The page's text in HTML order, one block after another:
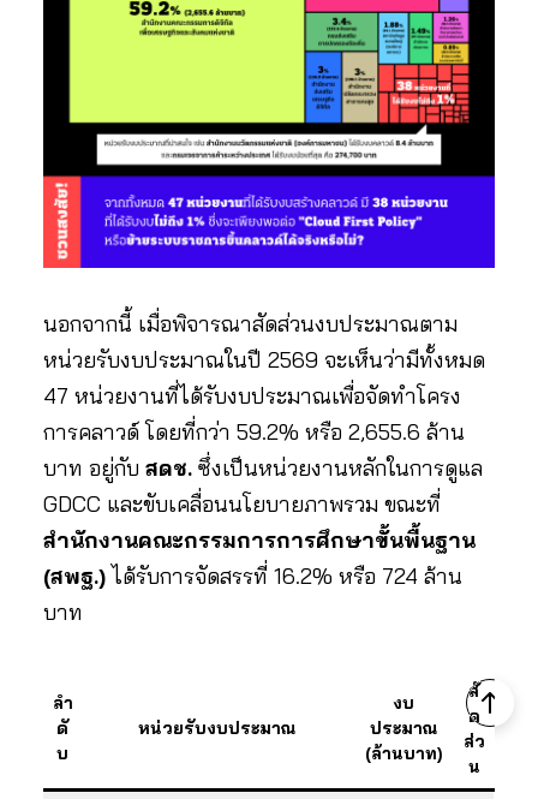
นอกจากนี้ เมื่อพิจารณาสัดส่วนงบประมาณตาม
หน่วยรับงบประมาณในปี 2569 จะเห็นว่ามีทั้งหมด
47 หน่วยงานที่ได้รับงบประมาณเพื่อจัดทำโครง
การคลาวด์ โดยที่กว่า 59.2% หรือ 2,655.6 ล้าน
บาท อยู่กับ สดช. ซึ่งเป็นหน่วยงานหลักในการดูแล
GDCC และขับเคลื่อนนโยบายภาพรวม ขณะที่
สำนักงานคณะกรรมการการศึกษาขั้นพื้นฐาน
(สพฐ.)ได้รับการจัดสรรที่ 16.2% หรือ 724 ล้าน
บาท
ลำ
ดั
บ
หน่วยรับงบประมาณ
งบ
ประมาณ
(ล้านบาท)
สั
ด
ส่ว
น